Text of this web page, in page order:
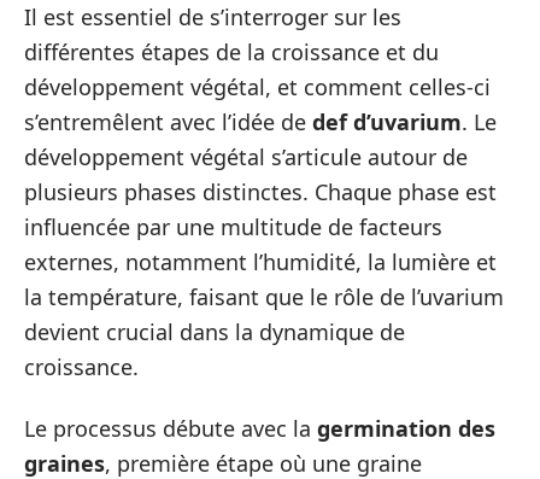
Il est essentiel de s’interroger sur les
différentes étapes de la croissance et du
développement végétal, et comment celles-ci
s’entremêlent avec l’idée de def d’uvarium. Le
développement végétal s’articule autour de
plusieurs phases distinctes. Chaque phase est
influencée par une multitude de facteurs
externes, notamment l’humidité, la lumière et
la température, faisant que le rôle de l’uvarium
devient crucial dans la dynamique de
croissance.
Le processus débute avec la germination des
graines, première étape où une graine